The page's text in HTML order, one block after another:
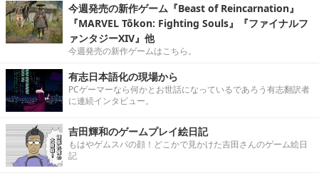
今週発売の新作ゲーム『Beast of Reincarnation』
『MARVEL Tōkon: Fighting Souls』『ファイナルフ
ァンタジーXIV』他
今週発売の新作ゲームはこちら。
有志日本語化の現場から
PCゲーマーなら何かとお世話になっているであろう有志翻訳者
に連続インタビュー。
吉田輝和のゲームプレイ絵日記
もはやゲムスパの顔！どこかで見かけた吉田さんのゲーム絵日
記